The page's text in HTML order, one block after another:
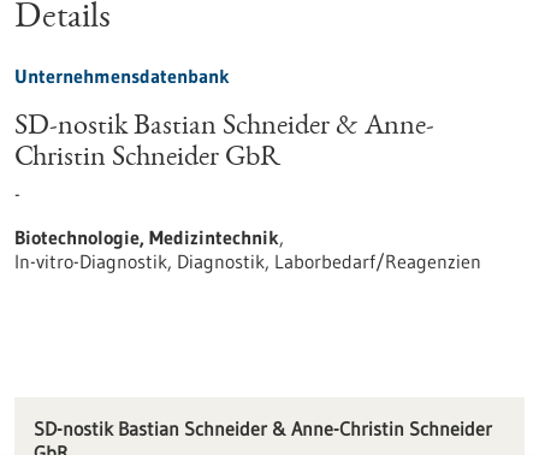
Details
Unternehmensdatenbank
SD-nostik Bastian Schneider & Anne-
Christin Schneider GbR
-
Biotechnologie, Medizintechnik,
In-vitro-Diagnostik, Diagnostik, Laborbedarf/Reagenzien
SD-nostik Bastian Schneider & Anne-Christin Schneider
GbR